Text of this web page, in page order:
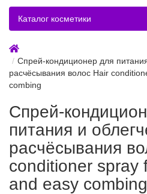
Каталог косметики
Спрей-кондиционер для
расчёсывания волос Hair
combing
Спрей-
питания и
расчёсывания
conditioner spray
and easy combing